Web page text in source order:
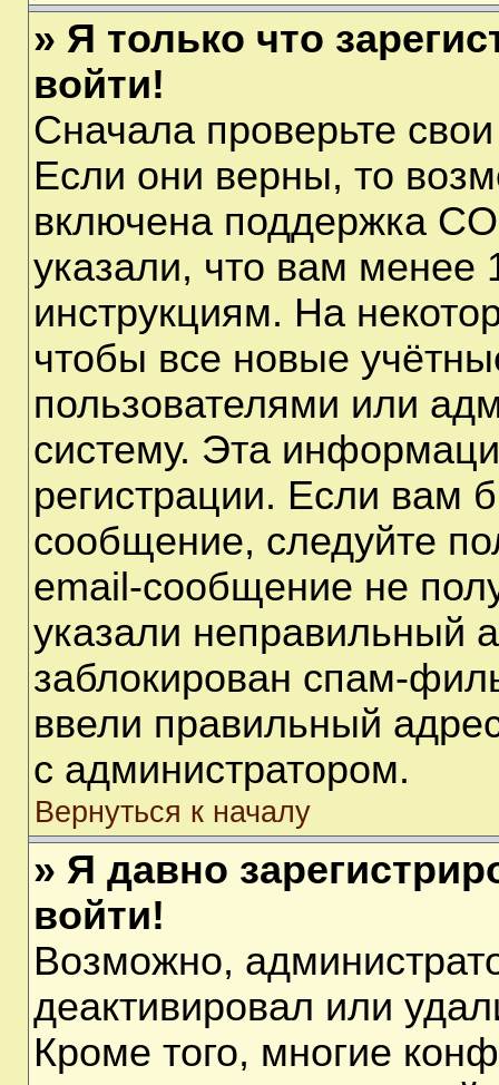
» Я только что
войти!
Сначала проверьте
Если они верны, то
включена поддержка
указали, что вам менее
инструкциям. На
чтобы все новые
пользователями или
систему. Эта
регистрации. Если вам
сообщение, следуйте
email-сообщение не
указали неправильный
заблокирован спам-
ввели правильный
с администратором.
Вернуться к началу
» Я давно
войти!
Возможно,
деактивировал или
Кроме того, многие